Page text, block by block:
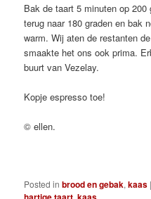
Bak de taart 5 minuten op
terug naar 180 graden en bak
warm. Wij aten de restanten
smaakte het ons ook prima.
buurt van Vezelay.
Kopje espresso toe!
© ellen.
Posted in brood en gebak,kaas